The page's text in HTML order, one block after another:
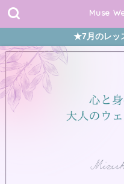
Muse
★7月のレッ